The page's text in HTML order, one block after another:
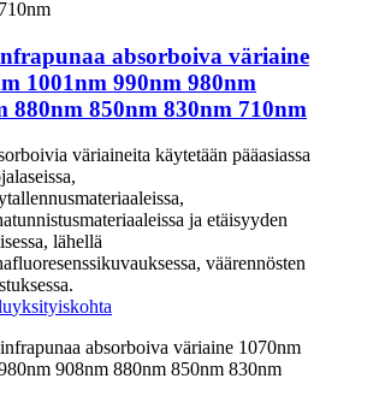
absorboiva väriaine
1001nm 990nm 980nm
880nm 850nm 830nm 710nm
väriaineita käytetään pääasiassa
ja etäisyyden
lähellä
väärennösten
yksityiskohta